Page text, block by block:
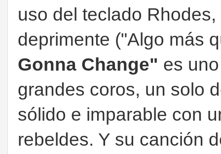
uso del teclado
deprimente ("Algo más
Gonna Change" es
grandes coros, un solo
sólido e imparable con
rebeldes. Y su canción